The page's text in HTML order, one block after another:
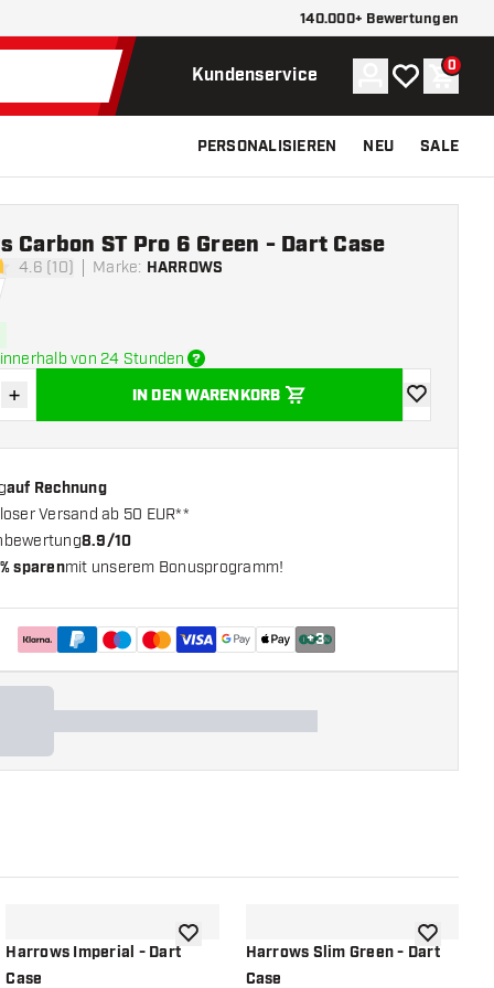
140.000+ Bewertungen
Kundenservice Konto
Meine 0
PERSONALISIEREN NEU SALE
4.6 (10) Marke: HARROWS
Carbon ST Pro 6 Green - Dart Case
von 24 Stunden
Menge erhöhen
+ IN DEN WARENKORB
Zur
auf Rechnung
Versand ab 50 EUR**
8.9/10
sparenmit unserem Bonusprogramm!
+3
hinzufügen
Harrows Imperial - Dart
Case
Zur Wunschliste hinzufügen
Harrows Slim Green - Dart
Case
Zur